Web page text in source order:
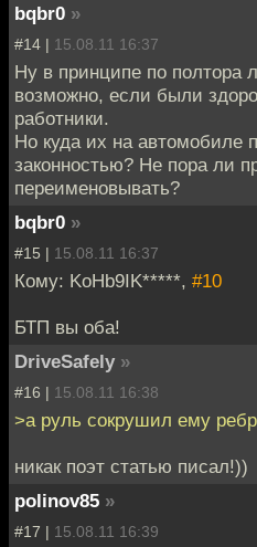
bqbr0 »
#14 | 15.08.11 16:37
Ну в принципе по полтора
возможно, если были
работники.
Но куда их на автомобиле
законностью? Не пора ли
переименовывать?
bqbr0 »
#15 | 15.08.11 16:37
Кому: KoHb9IK*****, #10
БТП вы оба!
DriveSafely »
#16 | 15.08.11 16:38
>а руль сокрушил ему
никак поэт статью писал!))
polinov85 »
#17 | 15.08.11 16:39